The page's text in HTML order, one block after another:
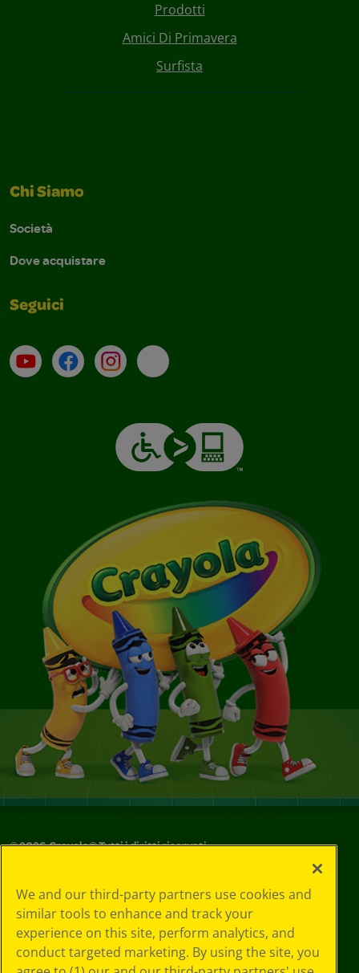
Prodotti
Amici Di Primavera
Surfista
Chi Siamo
Società
Dove acquistare
Seguici
Su YouTube
ContattiProfilo Instagram
Email
©2026Crayola® Tutti i diritti riservati.
in materia di
privacy
Informativa sulla
privacy
Termini SMS
We and our third-party partners use cookies and
similar tools to enhance and track your
experience on this site, perform analytics, and
conduct targeted marketing. By using the site, you